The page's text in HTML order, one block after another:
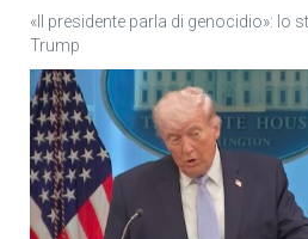
«Il presidente parla di genocidio»: lo
Trump